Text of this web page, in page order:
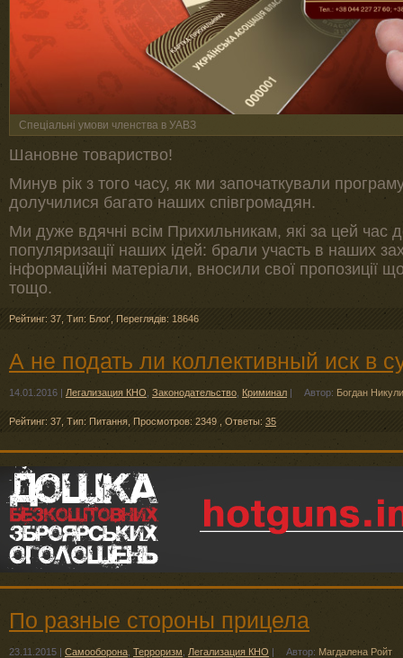
Спеціальні умови членства в УАВЗ
Шановне товариство!
Минув рік з того часу, як ми започаткували
долучилися багато наших співгромадян.
Ми дуже вдячні всім Прихильникам, які за цей час
популяризації наших ідей: брали участь в наших
інформаційні матеріали, вносили свої пропозиції
тощо.
Рейтинг: 37 Тип: Блоґ Переглядів: 18646
А не подать ли коллективный иск в
14.01.2016 | Легализация КНО Законодательство Криминал | Автор: Богдан
Рейтинг: 37 Тип: Питання Просмотров: 2349 Ответы: 35
По разные стороны прицела
23.11.2015 | Самооборона Терроризм Легализация КНО | Автор: Магдалена Ройт